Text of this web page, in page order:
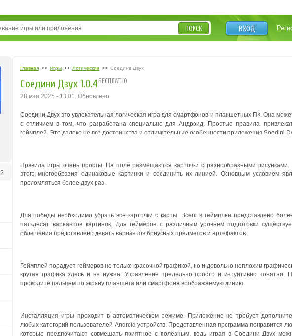
ВХОД
ПОИСК
Главная >> Игры >> Логические >> Соедини Двух
Соедини Двух 1.0.4 БЕСПЛАТНО
28 мая 2025 - 13:01. Обновлено
Соедини Двух это увлекательная логическая игра для смартфонов и планшетных ПК. Она
с отличием в том, что разработана специально для Андроид. Простые правила,
геймплей. Это далеко не все достоинства и отличительные особенности приложения Soedini
Правила игры очень просты. На поле размещаются карточки с разнообразными рисунками.
этого многообразия одинаковые картинки и соединить их линией. Основным условием
преломляться более двух раз.
Для победы необходимо убрать все карточки с карты. Всего в геймплее представлено
пятьдесят вариантов картинок. Для геймеров с различным уровнем подготовки
облегчения представлено девять вариантов бонусных предметов и артефактов.
Геймплей порадует геймеров не только красочной графикой, но и довольно неплохим
крутая графика здесь и не нужна. Управление предельно просто и интуитивно понятно.
проводите пальцем по экрану планшета или смартфона воображаемую линию.
Инсталляция игры проходит в автоматическом режиме. Приложение не требует
любых категорий пользователей Android устройств. Представленная программа понравится
которые предпочитают совмещать приятное с полезным, ведь играя в Соедини Двух